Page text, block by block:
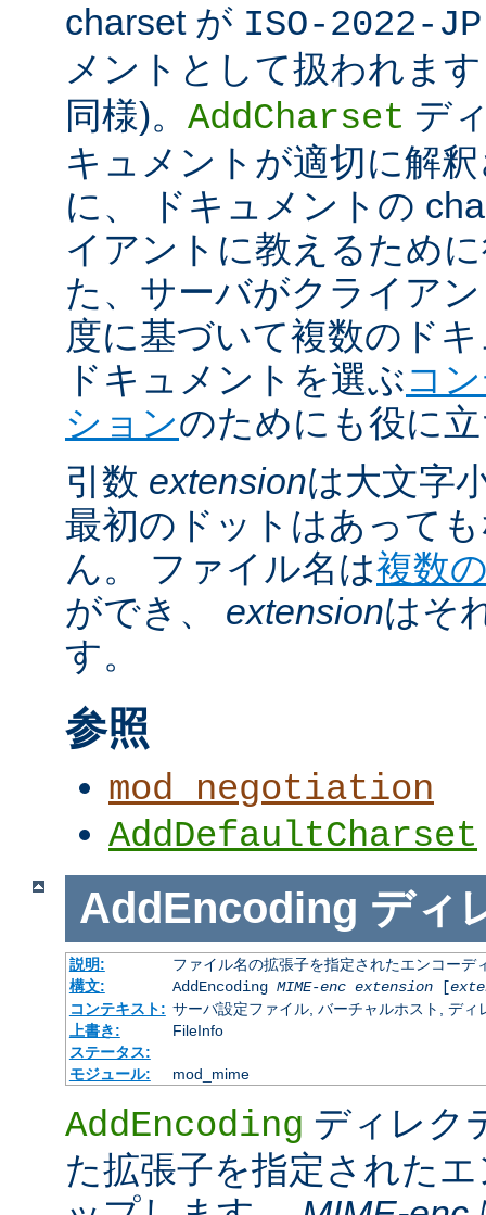
charset が ISO-2022-JP
メントとして扱われま
同様)。 AddCharset デ
キュメントが適切に解
に、 ドキュメントの
イアントに教えるため
た、サーバがクライア
度に基づいて複数のド
ドキュメントを選ぶコ
ションのためにも役に
引数 extensionは大文字
最初のドットはあって
ん。 ファイル名は複数
ができ、 extensionはそ
す。
参照
mod_negotiation
AddDefaultCharset
AddEncoding ディ
説明:
ファイル名の拡張子を指定されたエンコーデ
構文:
AddEncoding MIME-enc extension[
コンテキスト: サーバ設定ファイル, バーチャルホスト, ディ
上書き:
FileInfo
ステータス:
モジュール:
mod_mime
AddEncoding ディレク
た拡張子を指定された